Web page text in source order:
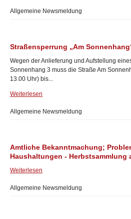
Allgemeine Newsmeldung
Straßensperrung „Am
Wegen der Anlieferung und Aufstellung
Sonnenhang 3 muss die Straße Am
13.00 Uhr) bis...
Weiterlesen
Allgemeine Newsmeldung
Amtliche Bekanntmachung;
Haushaltungen - Herbstsammlung
Weiterlesen
Allgemeine Newsmeldung